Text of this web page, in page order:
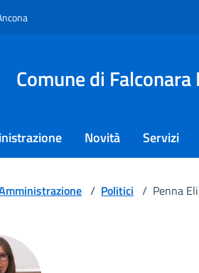
Comune di
Novità Servizi
/ Politici / Penna